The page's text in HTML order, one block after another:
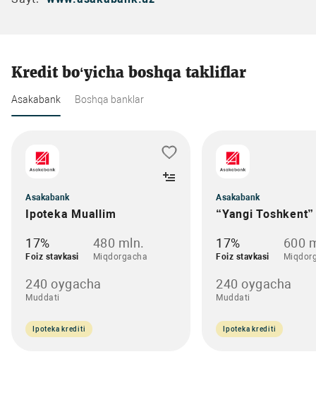
Kredit bo‘yicha boshqa takliflar
Asakabank Boshqa banklar
Asakabank
Ipoteka Muallim
17%
Foiz stavkasi
480 mln.
Miqdorgacha
240 oygacha
Muddati
Ipoteka krediti
Asakabank
“Yangi Toshkent”
17%
Foiz stavkasi
600
240 oygacha
Muddati
Ipoteka krediti